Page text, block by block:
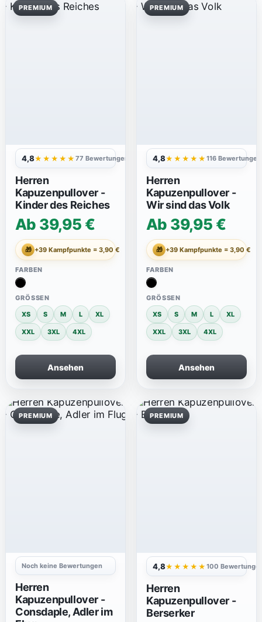
PREMIUM
4,8★★★★★ 77 Bewertungen
Herren
Kapuzenpullover -
Kinder des Reiches
Ab 39,95 €
🎁 +39 Kampfpunkte = 3,90 €
FARBEN
GRÖSSEN
XS
S M L XL
XXL 3XL 4XL
Ansehen
PREMIUM
4,8★★★★★ 116 Bewertungen
Herren
Kapuzenpullover -
Wir sind das Volk
Ab 39,95 €
🎁 +39 Kampfpunkte = 3,90 €
FARBEN
GRÖSSEN
XS
S M L XL
XXL 3XL 4XL
Ansehen
PREMIUM
Noch keine Bewertungen
Herren
Kapuzenpullover -
Consdaple, Adler im
PREMIUM
4,8★★★★★ 100
Herren
Kapuzenpullover -
Berserker